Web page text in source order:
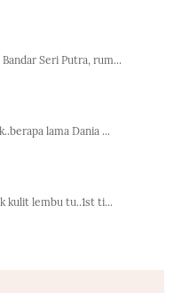
Seri Putra, rum...
lama Dania ...
kulit lembu tu..1st ti...